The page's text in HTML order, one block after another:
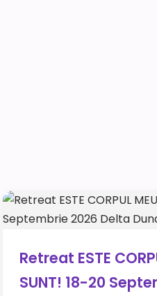
Retreat ESTE
SUNT! 18-20